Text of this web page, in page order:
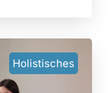
Holistisches